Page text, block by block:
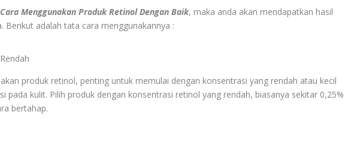
Menggunakan Produk Retinol Dengan Baik, maka anda akan mendapatkan hasil
Berikut adalah tata cara menggunakannya :
produk retinol, penting untuk memulai dengan konsentrasi yang rendah atau kecil
pada kulit. Pilih produk dengan konsentrasi retinol yang rendah, biasanya sekitar 0,25%
bertahap.